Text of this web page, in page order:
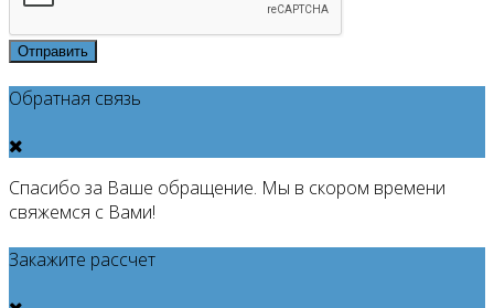
Отправить
Обратная связь
Спасибо за Ваше обращение. Мы в скором времени
свяжемся с Вами!
Закажите рассчет